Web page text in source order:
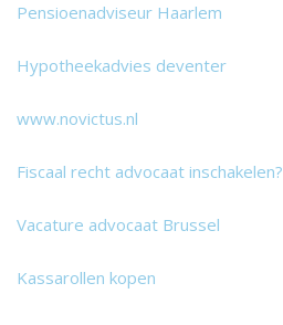
Pensioenadviseur Haarlem
Hypotheekadvies deventer
www.novictus.nl
Fiscaal recht advocaat inschakelen?
Vacature advocaat Brussel
Kassarollen kopen